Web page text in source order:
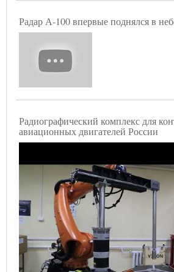
Радар А-100 впервые поднялся в
Радиографический комплекс для
авиационных двигателей России